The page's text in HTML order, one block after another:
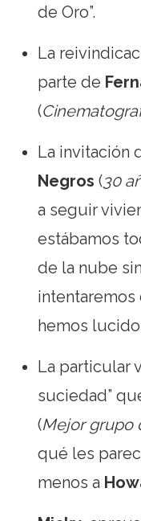
de Oro”.
La
parte de
(
La invitación
Negros (30
a seguir
estábamos
de la nube
intentaremos
hemos
La particular
suciedad”
(Mejor grupo
qué les
menos a